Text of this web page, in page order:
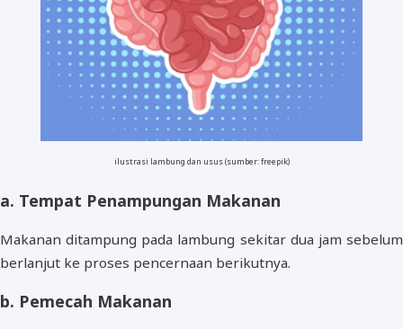
ilustrasi lambung dan usus (sumber: freepik)
a. Tempat Penampungan Makanan
Makanan ditampung pada lambung sekitar dua jam sebelum
berlanjut ke proses pencernaan berikutnya.
b. Pemecah Makanan